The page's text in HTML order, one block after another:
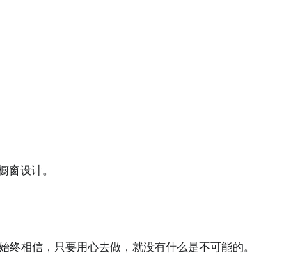
窗设计。
相信，只要用心去做，就没有什么是不可能的。